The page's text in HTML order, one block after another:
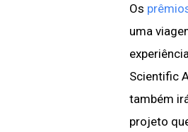
Os
uma
Scientific
também
projeto